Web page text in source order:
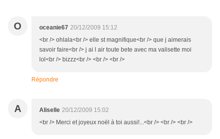
O oceanie67 20/12/2009 15:12
<br /> ohlala<br /> elle st magnifique<br /> que j aimerais
savoir faire<br /> j ai l air toute bete avec ma valisette moi
lol<br /> bizzz<br /> <br /> <br />
Répondre
A Aliselle 20/12/2009 15:02
<br /> Merci et joyeux noël à toi aussi!...<br /> <br /> <br />